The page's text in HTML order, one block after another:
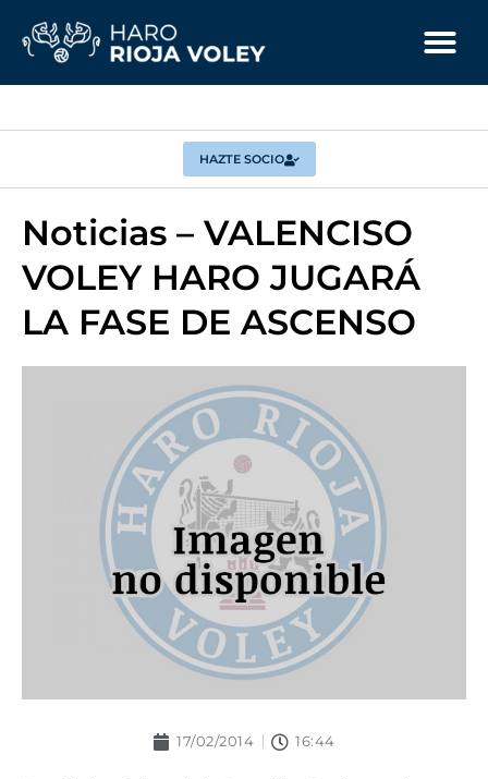
HAZTE SOCIO
Noticias – VALENCISO
VOLEY HARO JUGARÁ
LA FASE DE ASCENSO
17/02/2014 16:44